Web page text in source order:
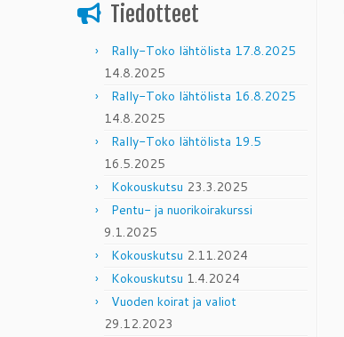
Tiedotteet
Rally-Toko lähtölista 17.8.2025
14.8.2025
Rally-Toko lähtölista 16.8.2025
14.8.2025
Rally-Toko lähtölista 19.5
16.5.2025
Kokouskutsu 23.3.2025
Pentu- ja nuorikoirakurssi
9.1.2025
Kokouskutsu 2.11.2024
Kokouskutsu 1.4.2024
Vuoden koirat ja valiot
29.12.2023